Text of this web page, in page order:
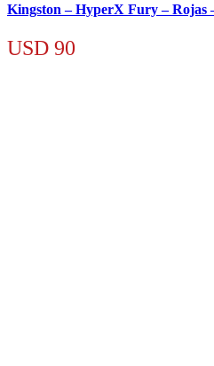
Kingston – HyperX Fury – Rojas
USD 90